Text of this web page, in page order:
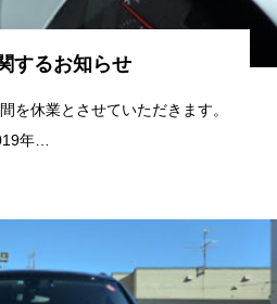
するお知らせ
を休業とさせていただきます。
年…